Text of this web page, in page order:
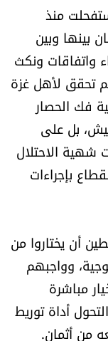
منذ
بينها وبين
واتفاقات ونكث
تحقق لأهل غزة
فك الحصار
بل على
شهية الاحتلال
بإجراءات
أن يختاروا من
وواجبهم
مباشرة
أداة توريط
من أثمان.